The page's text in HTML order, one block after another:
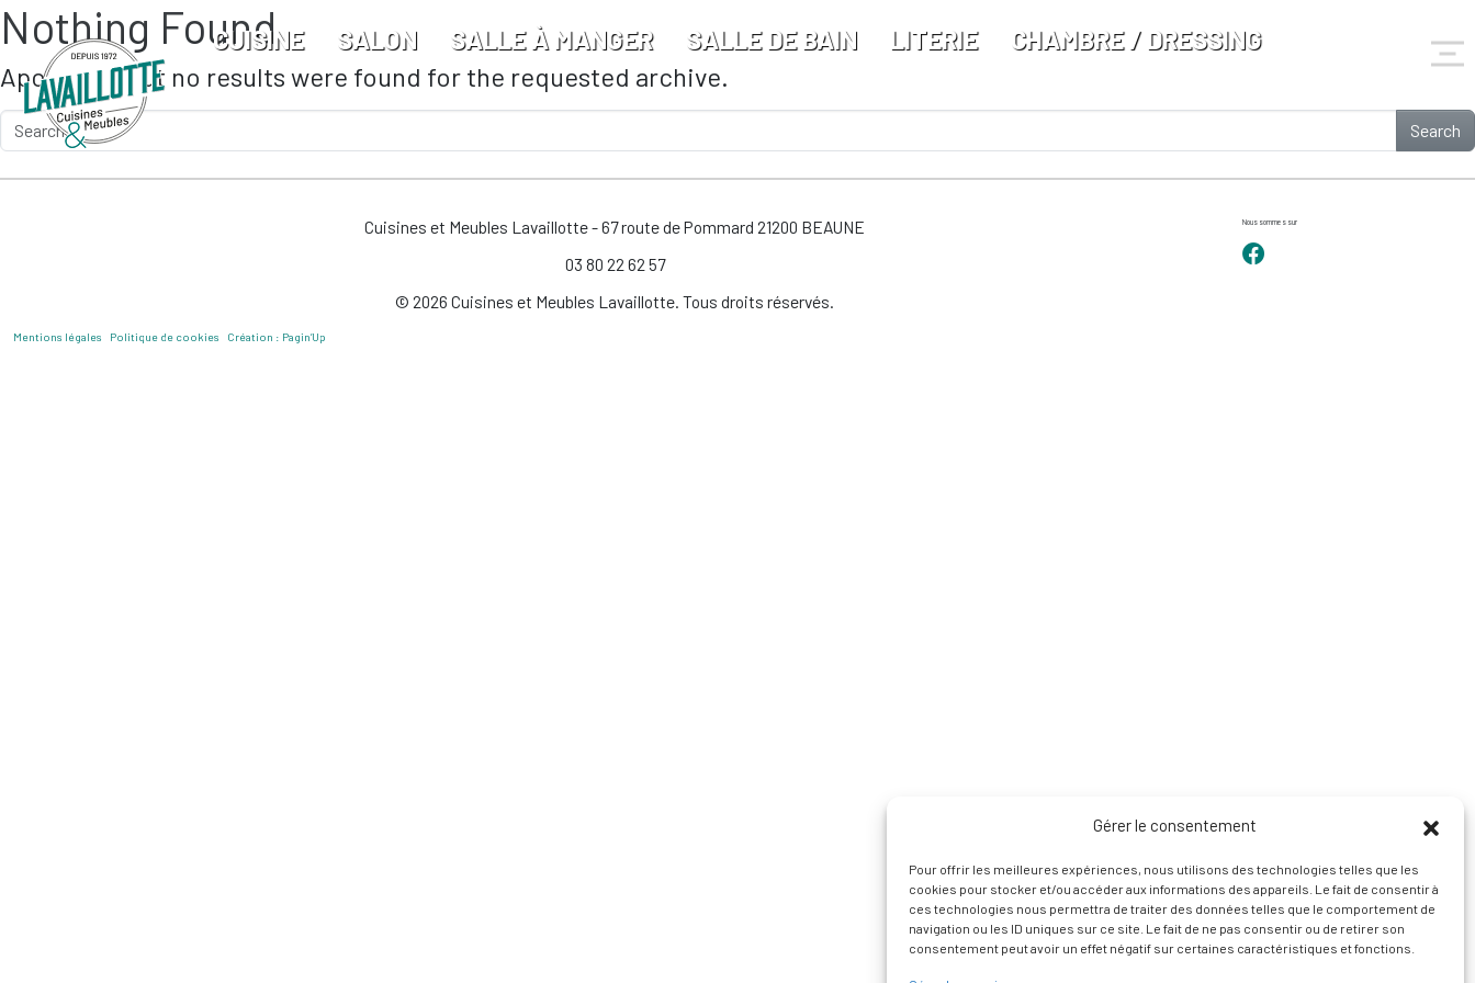
Gérer le consentement
Pour offrir les meilleures expériences, nous utilisons des technologies telles que les
cookies pour stocker et/ou accéder aux informations des appareils. Le fait de consentir à
ces technologies nous permettra de traiter des données telles que le comportement de
navigation ou les ID uniques sur ce site. Le fait de ne pas consentir ou de retirer son
consentement peut avoir un effet négatif sur certaines caractéristiques et fonctions.
Skip to main content
CUISINE SALON SALLE À MANGER SALLE DE BAIN LITERIE CHAMBRE / DRESSING
Nothing Found
Apologies, but no results were found for the requested archive.
Search
Cuisines et Meubles Lavaillotte - 67 route de Pommard 21200 BEAUNE
03 80 22 62 57
© 2026 Cuisines et Meubles Lavaillotte. Tous droits réservés.
Mentions légales Politique de cookies Création : Pagin’Up
Nous sommes sur